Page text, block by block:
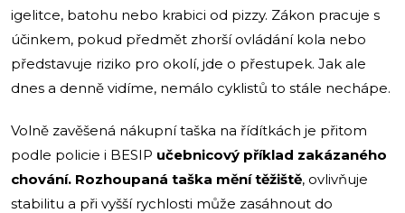
igelitce, batohu nebo krabici od pizzy. Zákon pracuje s
účinkem, pokud předmět zhorší ovládání kola nebo
představuje riziko pro okolí, jde o přestupek. Jak ale
dnes a denně vidíme, nemálo cyklistů to stále nechápe.
Volně zavěšená nákupní taška na řídítkách je přitom
podle policie i BESIP učebnicový příklad zakázaného
chování. Rozhoupaná taška mění těžiště, ovlivňuje
stabilitu a při vyšší rychlosti může zasáhnout do